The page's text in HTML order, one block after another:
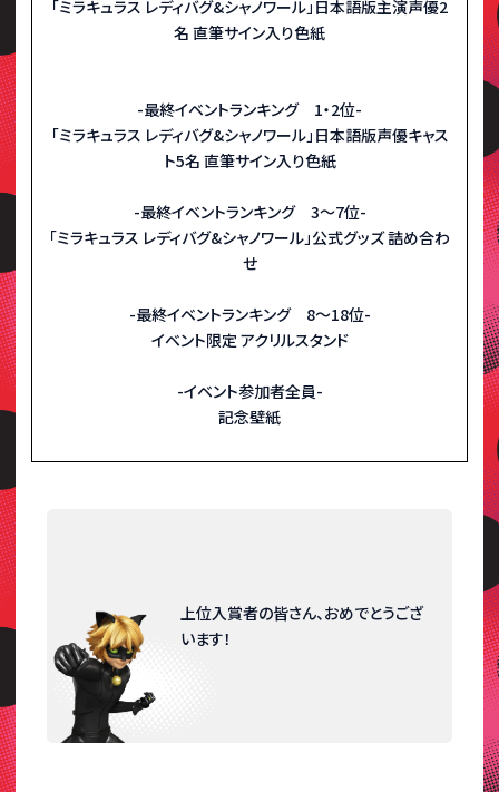
「ミラキュラス レディバグ&シャノワール」日本語版主演声優2
名 直筆サイン入り色紙
-最終イベントランキング 1・2位-
「ミラキュラス レディバグ&シャノワール」日本語版声優キャス
ト5名 直筆サイン入り色紙
-最終イベントランキング 3～7位-
「ミラキュラス レディバグ&シャノワール」公式グッズ 詰め合わ
せ
-最終イベントランキング 8〜18位-
イベント限定 アクリルスタンド
-イベント参加者全員-
記念壁紙
上位入賞者の皆さん、おめでとうござ
います！